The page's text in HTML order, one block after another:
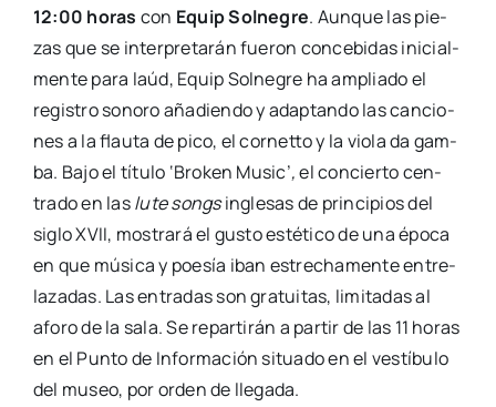
12:00 horas con Equip Sol­ne­gre. Aun­que las pie­
zas que se inter­pre­ta­rán fue­ron con­ce­bi­das ini­cial­
men­te para laúd, Equip Sol­ne­gre ha amplia­do el
regis­tro sono­ro aña­dien­do y adap­tan­do las can­cio­
nes a la flau­ta de pico, el cor­net­to y la vio­la da gam­
ba. Bajo el títu­lo ‘Bro­ken Music’,el con­cier­to cen­
tra­do en laslute songsingle­sas de prin­ci­pios del
siglo XVII, mos­tra­rá el gus­to esté­ti­co de una épo­ca
en que músi­ca y poe­sía iban estre­cha­men­te entre­
la­za­das. Las entra­das son gra­tui­tas, limi­ta­das al
afo­ro de la sala. Se repar­ti­rán a par­tir de las 11 horas
en el Pun­to de Infor­ma­ción situa­do en el ves­tí­bu­lo
del museo, por orden de lle­ga­da.